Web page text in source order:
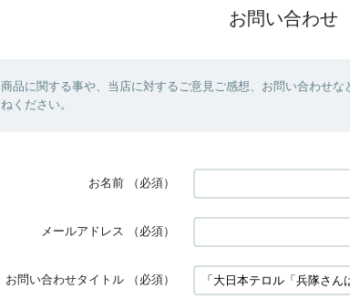
お問い合わせ
商品に関する事や、当店に対するご意見ご感想、お問い合わせ
ねください。
お名前 （必須）
メールアドレス （必須）
お問い合わせタイトル （必須）